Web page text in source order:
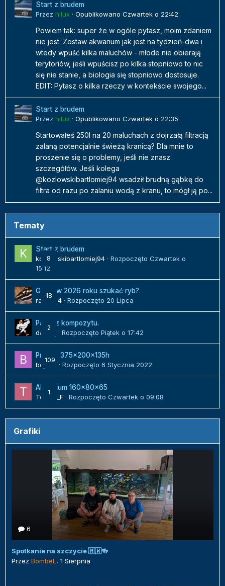
Start z brudem
Przez hilux · Opublikowano Czwartek o 22:42
Powiem tak: super że w ogóle pytasz, moim zdaniem
nie jest. Zostaw akwarium jak jest na tydzień-dwa i
wtedy wpuść kilka maluchów - młode nie obierają
terytoriów, jeśli wpuścisz po kilka stopniowo to nic
się nie stanie, a biologia się stopniowo dostosuje.
EDIT: Pytasz o kilka rzeczy w kontekście swojego...
Start z brudem
Przez hilux · Opublikowano Czwartek o 22:35
Startowałeś 250l na 20 maluchach z dojrzałą filtracją
zalaną potencjalnie świeżą kranicą? Dla mnie to
proszenie się o problemy, jeśli nie znasz
szczegółów. Jeśli kolega
@kozlowskibartlomiej94 wsadził brudną gąbkę do
filtra od razu po zalaniu wodą z kranu, to mógł ją po...
Tematy
8
Start z brudem
kozlowskibartlomiej94 · Rozpoczęto Czwartek o
15:12
18
Gdzie w 2026 roku szukać ryb?
radek84 · Rozpoczęto 20 Lipca
2
Panel z kompozytu.
danielj
· Rozpoczęto Piątek o 17:42
109
Projekt 375x200x135h
bojack
· Rozpoczęto 6 Stycznia 2022
1
Akwarium 160x80x65
Tomek_F · Rozpoczęto Czwartek o 09:08
Grafiki
6
Spotkanie na szczycie 🇲🇼🍻
Przez BombeL , 1 Sierpnia